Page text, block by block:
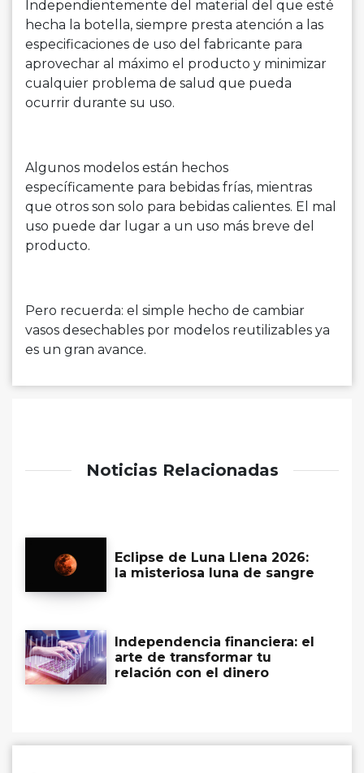
Independientemente del material del que esté
hecha la botella, siempre presta atención a las
especificaciones de uso del fabricante para
aprovechar al máximo el producto y minimizar
cualquier problema de salud que pueda
ocurrir durante su uso.
Algunos modelos están hechos
específicamente para bebidas frías, mientras
que otros son solo para bebidas calientes. El mal
uso puede dar lugar a un uso más breve del
producto.
Pero recuerda: el simple hecho de cambiar
vasos desechables por modelos reutilizables ya
es un gran avance.
Noticias Relacionadas
Eclipse de Luna Llena 2026:
la misteriosa luna de sangre
Independencia financiera: el
arte de transformar tu
relación con el dinero